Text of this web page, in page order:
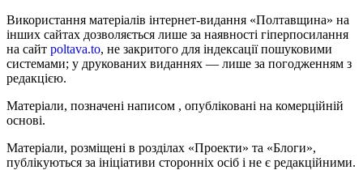
Використання матеріалів інтернет-видання «Полтавщина» на
інших сайтах дозволяється лише за наявності гіперпосилання
на сайт poltava.to, не закритого для індексації пошуковими
системами; у друкованих виданнях — лише за погодженням з
редакцією.
Матеріали, позначені написом , опубліковані на комерційній
основі.
Матеріали, розміщені в розділах «Проекти» та «Блоги»,
публікуються за ініціативи сторонніх осіб і не є редакційними.